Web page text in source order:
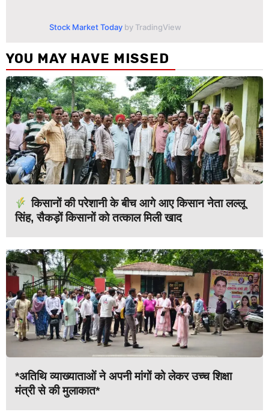
Stock Market Today by TradingView
YOU MAY HAVE MISSED
किसानों की परेशानी के बीच आगे आए किसान नेता लल्लू
सिंह, सैकड़ों किसानों को तत्काल मिली खाद
*अतिथि व्याख्याताओं ने अपनी मांगों को लेकर उच्च शिक्षा
मंत्री से की मुलाकात*